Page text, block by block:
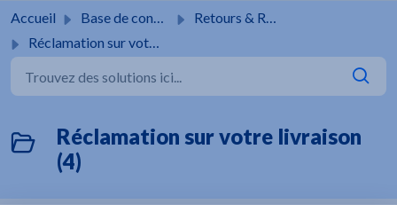
Accueil Base de connaissances
Retours & Réclamations
Réclamation sur votre livraison
Réclamation sur votre livraison
(4)